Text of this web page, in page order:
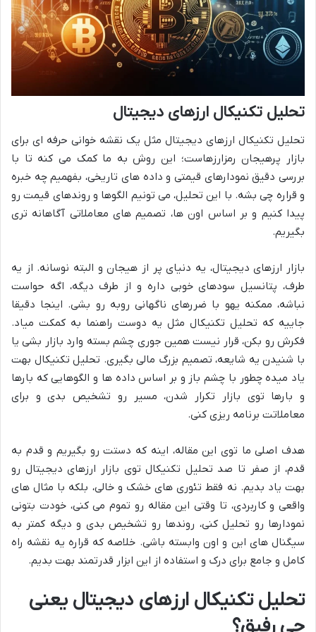
تحلیل تکنیکال ارزهای دیجیتال
تحلیل تکنیکال ارزهای دیجیتال مثل یک نقشه خوانی حرفه ای برای
بازار پرهیجان رمزارزهاست؛ این روش به ما کمک می کنه تا با
بررسی دقیق نمودارهای قیمتی و داده های تاریخی، بفهمیم چه خبره
و قراره چی بشه. با این تحلیل، می تونیم الگوها و روندهای قیمت رو
پیدا کنیم و بر اساس اون ها، تصمیم های معاملاتی آگاهانه تری
بگیریم.
بازار ارزهای دیجیتال، یه دنیای پر از هیجان و البته نوسانه. از یه
طرف، پتانسیل سودهای خوبی داره و از طرف دیگه، اگه حواست
نباشه، ممکنه یهو با ضررهای ناگهانی روبه رو بشی. اینجا دقیقا
جاییه که تحلیل تکنیکال مثل یه دوست راهنما به کمکت میاد.
فکرش رو بکن، قرار نیست همین جوری چشم بسته وارد بازار بشی یا
با شنیدن یه شایعه، تصمیم بزرگ مالی بگیری. تحلیل تکنیکال بهت
یاد میده چطور با چشم باز و بر اساس داده ها و الگوهایی که بارها
و بارها توی بازار تکرار شدن، مسیر رو تشخیص بدی و برای
معاملاتت برنامه ریزی کنی.
هدف اصلی ما توی این مقاله، اینه که دستت رو بگیریم و قدم به
قدم، از صفر تا صد تحلیل تکنیکال توی بازار ارزهای دیجیتال رو
بهت یاد بدیم. نه فقط تئوری های خشک و خالی، بلکه با مثال های
واقعی و کاربردی، تا وقتی این مقاله رو تموم می کنی، خودت بتونی
نمودارها رو تحلیل کنی، روندها رو تشخیص بدی و دیگه کمتر به
سیگنال های این و اون وابسته باشی. خلاصه که قراره یه نقشه راه
کامل و جامع برای درک و استفاده از این ابزار قدرتمند بهت بدیم.
تحلیل تکنیکال ارزهای دیجیتال یعنی
چی رفیق؟